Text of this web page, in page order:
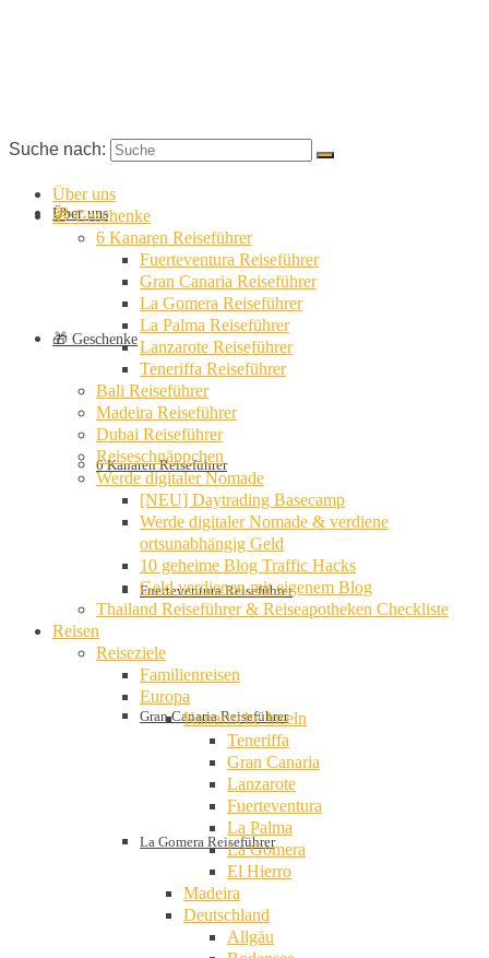
Über uns
🎁 Geschenke
6 Kanaren Reiseführer
Fuerteventura Reiseführer
Gran Canaria Reiseführer
La Gomera Reiseführer
Suche nach:
Über uns
🎁 Geschenke
6 Kanaren Reiseführer
Fuerteventura Reiseführer
Gran Canaria Reiseführer
La Gomera Reiseführer
La Palma Reiseführer
Lanzarote Reiseführer
Teneriffa Reiseführer
Bali Reiseführer
Madeira Reiseführer
Dubai Reiseführer
Reiseschnäppchen
Werde digitaler Nomade
[NEU] Daytrading Basecamp
Werde digitaler Nomade & verdiene
ortsunabhängig Geld
10 geheime Blog Traffic Hacks
Geld verdienen mit eigenem Blog
Thailand Reiseführer & Reiseapotheken Checkliste
Reisen
Reiseziele
Familienreisen
Europa
Kanarische Inseln
Teneriffa
Gran Canaria
Lanzarote
Fuerteventura
La Palma
La Gomera
El Hierro
Madeira
Deutschland
Allgäu